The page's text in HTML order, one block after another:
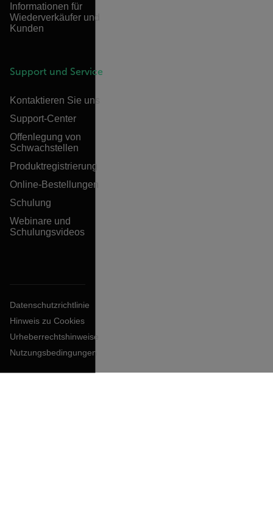
Informationen für
Wiederverkäufer und
Kunden
Support und Service
Kontaktieren Sie uns
Support-Center
Offenlegung von
Schwachstellen
Produktregistrierung
Online-Bestellungen
Schulung
Webinare und
Schulungsvideos
Datenschutzrichtlinie
Hinweis zu Cookies
Urheberrechtshinweise
Nutzungsbedingungen